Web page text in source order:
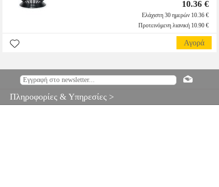
10.36 €
Ελάχιστη 30 ημερών 10.36 €
Προτεινόμενη λιανική 10.90 €
Αγορά
Πληροφορίες & Υπηρεσίες >